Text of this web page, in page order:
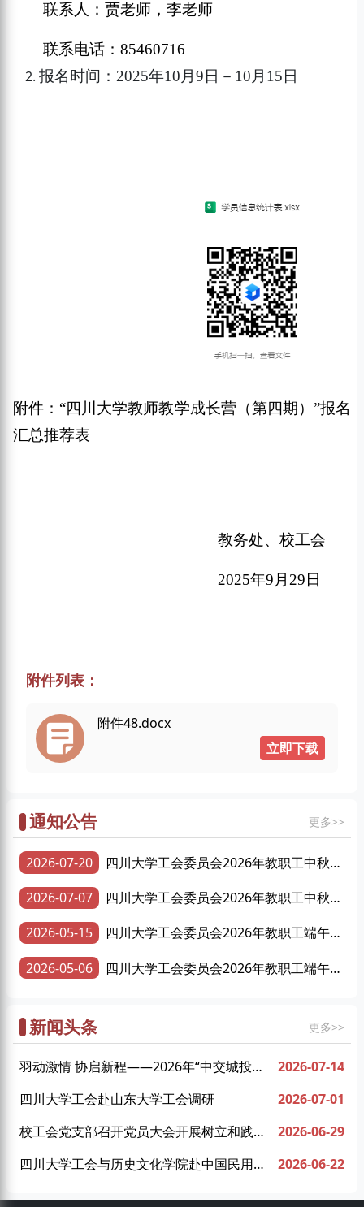
联系人：贾老师 ，李老师
联系电话：85460716
报名时间： 2025年10 月 9 日－ 10 月 15 日
附件： “四川大学教师教学成长营（第四期） ”报名
汇总推荐表
教务处、校工会
2025年9 月 29 日
附件列表：
附件48.docx
立即下载
通知公告 更多>>
2026-07-20
四川大学工会委员会2026年教职工中秋慰
2026-07-07
四川大学工会委员会2026年教职工中秋慰
2026-05-15
四川大学工会委员会2026年教职工端午慰
2026-05-06
四川大学工会委员会2026年教职工端午慰
新闻头条 更多>>
羽动激情 协启新程——2026年“中交城投
仪式圆满举行
2026-07-14
四川大学工会赴山东大学工会调研
2026-07-01
校工会党支部召开党员大会开展树立和践行
2026-06-29
四川大学工会与历史文化学院赴中国民用航
2026-06-22